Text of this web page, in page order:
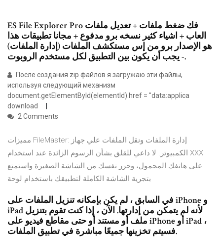
ES File Explorer Pro فك ضغط ملفات + تعديل ملفات
العاب + اشياء كثير نسخه برو مدفوع + مجانا تطبيقات هذا
هو الإصدار برو من إس مستكشف الملفات (إدارة الملفات)
- يجب أن يكون بين التطبيق لكل مستخدم الروبوت.
После создания zip файлов я загружаю эти файлы,
используя следующий механизм
document.getElementById(elementId).href = "data:applica
download
2 Comments
مميزات FileMaster: إدارة الملفات ونقل الملفات علي جهاز
الكمبيوتر. لا داعي للقلق بشأن الرسوم الزائدة عند استخدام XXX
على هاتفك المحمول، وحرر نفسك من الشاشة الصغيرة واستمتع
بتجرية الشاشة الكاملة لتطبيقك باستخدام لوحة
في السابق ، لم يكن بإمكانه تنزيل الملفات على iPhone و
iPad لأنه لم يتمكن من إدارتها. الآن ، إذا كنت تقوم بتنزيل
ملف أو مستند أو حتى مقاطع فيديو على iPhone أو iPad ،
فسيتم تخزينها جميعًا مباشرة في تطبيق الملفات.